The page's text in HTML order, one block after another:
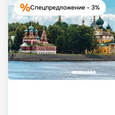
Спецпредложение - 3%